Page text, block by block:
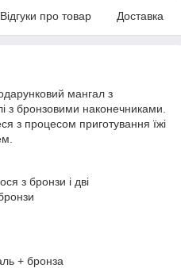
Відгуки про товар Доставка
мангал з
з бронзовими наконечниками.
з процесом приготування їжі
з бронзи і дві
+ бронза